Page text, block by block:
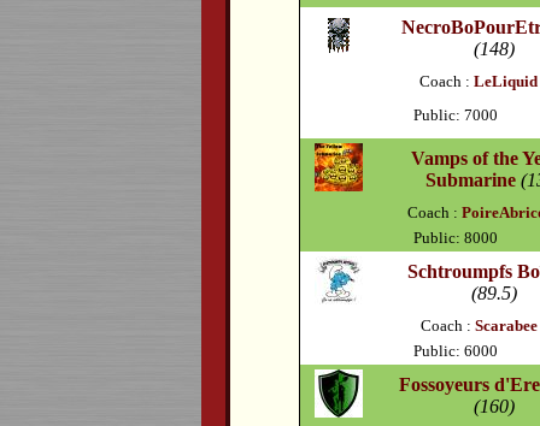
(148)
Coach :LeLiquid
Public: 7000
Vamps of the
Submarine
Coach :
Public: 8000
Schtroumpfs
(89.5)
Coach : Scarabee
Public: 6000
Fossoyeurs
(160)